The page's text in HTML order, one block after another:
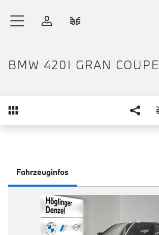
Anmelden
BMW 420I GRAN COUPE
Fahrzeuginfos